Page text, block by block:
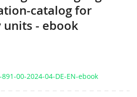
catalog for
- ebook
891-00-2024-04-DE-EN-ebook